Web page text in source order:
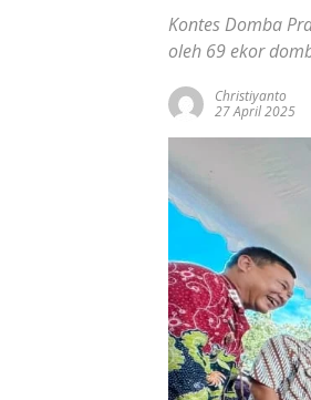
Kontes Domba
oleh 69 ekor
Christiyanto
27 April 2025